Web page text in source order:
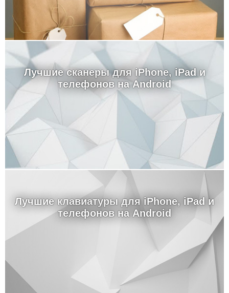
Лучшие сканеры для iPhone, iPad и
телефонов на Android
Лучшие клавиатуры для iPhone, iPad и
телефонов на Android